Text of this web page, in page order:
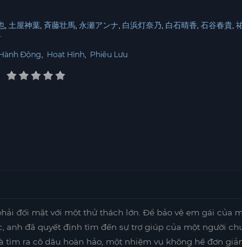
土屋神葉 斉藤壮馬 永瀬アンナ 白浜灯奈乃 白石晴香 石谷春貴
Động, Hoạt Hình, Phiêu Lưu
đối mặt với một thử thách lớn. Để bảo vệ em gái của
anh đã quyết định tìm đến sự trợ giúp của một người
ra cô dâu hoàn hảo, một nhiệm vụ không hề đơn